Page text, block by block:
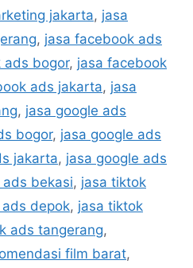
jakarta, jasa
, jasa facebook ads
ads bogor, jasa facebook
ads jakarta, jasa
, jasa google ads
bogor, jasa google ads
jakarta, jasa google ads
bekasi, jasa tiktok
depok, jasa tiktok
ads tangerang,
film barat,